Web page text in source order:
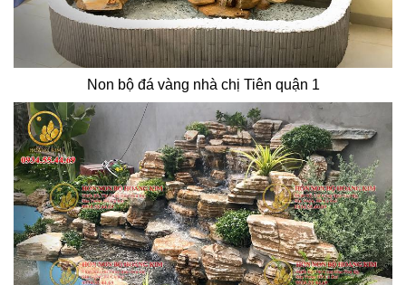
Non bộ đá vàng nhà chị Tiên quận 1